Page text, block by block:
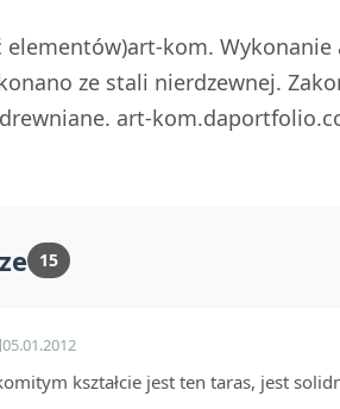
elementów)art-kom. Wykonanie
ze stali nierdzewnej.
art-
15
05.01.2012
kształcie jest ten taras, jest